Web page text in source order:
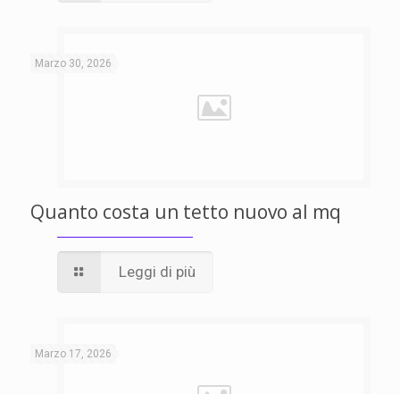
Marzo 30, 2026
Quanto costa un tetto nuovo al mq
Leggi di più
Marzo 17, 2026